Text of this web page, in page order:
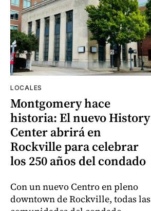
LOCALES
Montgomery hace
historia: El nuevo History
Center abrirá en
Rockville para celebrar
los 250 años del condado
Con un nuevo Centro en pleno
downtown de Rockville, todas las